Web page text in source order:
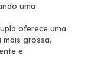
uma
oferece uma
mais grossa,
e